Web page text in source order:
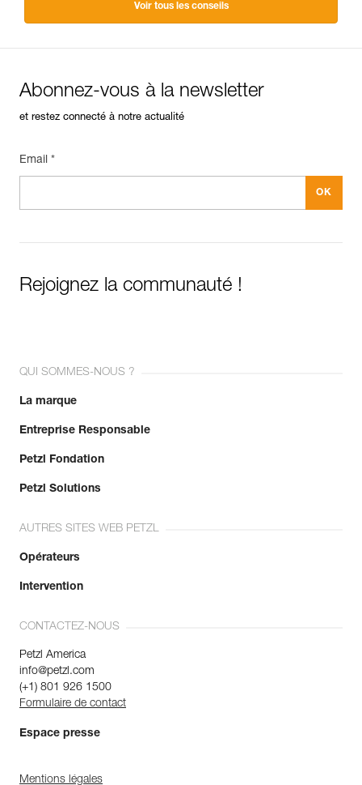
Voir tous les conseils
Abonnez-vous à la newsletter
et restez connecté à notre actualité
Email *
Rejoignez la communauté !
QUI SOMMES-NOUS ?
La marque
Entreprise Responsable
Petzl Fondation
Petzl Solutions
AUTRES SITES WEB PETZL
Opérateurs
Intervention
CONTACTEZ-NOUS
Petzl America
info@petzl.com
(+1) 801 926 1500
Formulaire de contact
Espace presse
Mentions légales